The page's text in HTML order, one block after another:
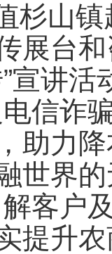
杉山
展台
宣讲
信诈
助力
世界
客户
提升